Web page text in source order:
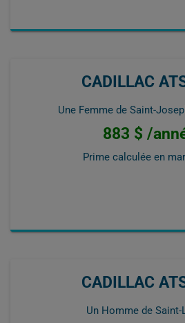
CADILLAC
Une Femme de Saint-
883 $ /
Prime calculée en
CADILLAC
Un Homme de Saint-